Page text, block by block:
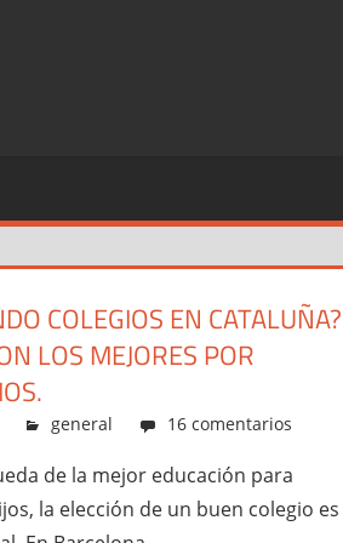
COLEGIOS EN CATALUÑA?
LOS MEJORES POR
general 16 comentarios
de la mejor educación para
la elección de un buen colegio es